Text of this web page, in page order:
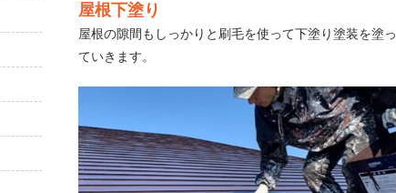
屋根下塗り
屋根の隙間もしっかりと刷毛を使って下塗り塗装を塗っ
ていきます。